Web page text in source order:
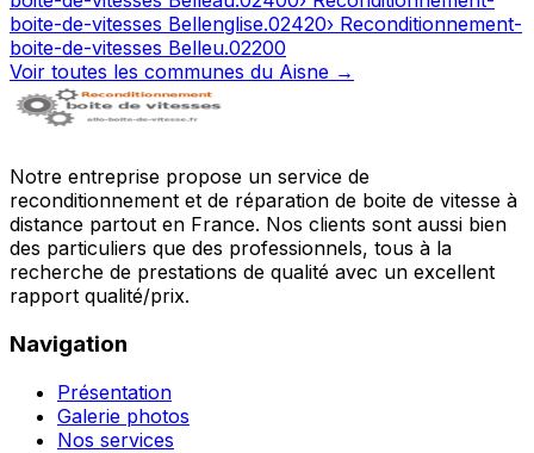
boite-de-vitesses Bellenglise.02420› Reconditionnement-
boite-de-vitesses Belleu.02200
Voir toutes les communes du Aisne →
Notre entreprise propose un service de
reconditionnement et de réparation de boite de vitesse à
distance partout en France. Nos clients sont aussi bien
des particuliers que des professionnels, tous à la
recherche de prestations de qualité avec un excellent
rapport qualité/prix.
Navigation
Présentation
Galerie photos
Nos services